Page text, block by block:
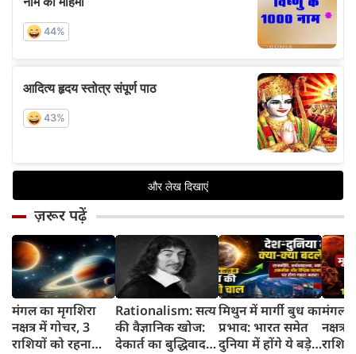
ज़रूर पढ़ें
मंगल का मृगशिरा
नक्षत्र में गोचर, 3
राशियों को रहना
Rationalism: सत्य
की वैज्ञानिक खोज:
देकार्त का बुद्धिवाद
मिथुन में मार्गी बुध का
प्रभाव: भारत समेत
दुनिया में होंगे ये बड़े
मंगल
नक्षत्र